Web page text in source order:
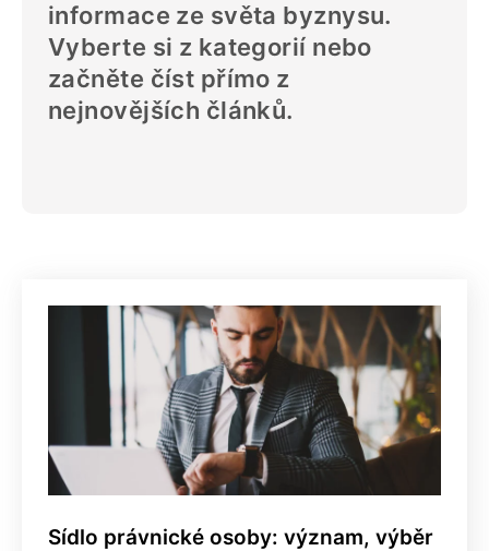
informace ze světa byznysu.
Vyberte si z kategorií nebo
začněte číst přímo z
nejnovějších článků.
Sídlo právnické osoby: význam, výběr